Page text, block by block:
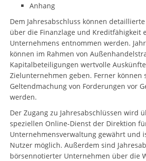
Anhang
Dem Jahresabschluss können
über die Finanzlage und Kreditfähigkeit
Unternehmens entnommen werden.
können im Rahmen von
Kapitalbeteiligungen wertvolle
Zielunternehmen geben. Ferner können
Geltendmachung von Forderungen vor
werden.
Der Zugang zu Jahresabschlüssen wird
speziellen Online-Dienst der Direktion
Unternehmensverwaltung gewährt und
Nutzer möglich. Außerdem sind
börsennotierter Unternehmen über die